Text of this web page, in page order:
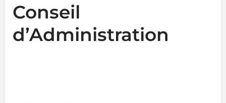
Conseil
d’Administration